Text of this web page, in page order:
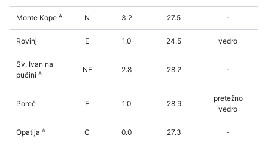
Monte Kope A N 3.2 27.5 -
Rovinj E 1.0 24.5 vedro
Sv. Ivan na
pučini A NE 2.8 28.2 -
Poreč E 1.0 28.9
pretežno
vedro
Opatija A C 0.0 27.3 -